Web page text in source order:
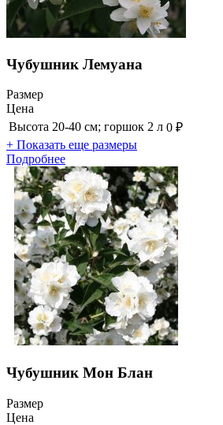
Чубушник Лемуана
Размер
Цена
Высота 20-40 см; горшок 2 л 0 ₽
+ Показать еще размеры
Подробнее
Чубушник Мон Блан
Размер
Цена